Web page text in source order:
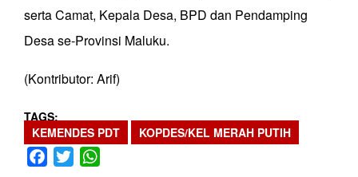
serta Camat, Kepala Desa, BPD dan Pendamping
Desa se-Provinsi Maluku.
(Kontributor: Arif)
TAGS
KEMENDES PDT
KOPDES/KEL MERAH PUTIH
Facebook
Twitter